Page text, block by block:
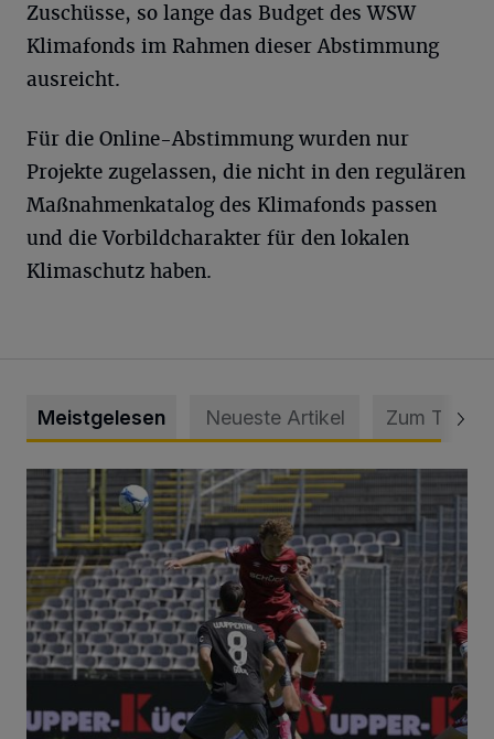
Zuschüsse, so lange das Budget des WSW
Klimafonds im Rahmen dieser Abstimmung
ausreicht.
Für die Online-Abstimmung wurden nur
Projekte zugelassen, die nicht in den regulären
Maßnahmenkatalog des Klimafonds passen
und die Vorbildcharakter für den lokalen
Klimaschutz haben.
Meistgelesen Neueste Artikel Zum Thema
WSV: Übertragung im Barmer Bahnhof und klare Ansage